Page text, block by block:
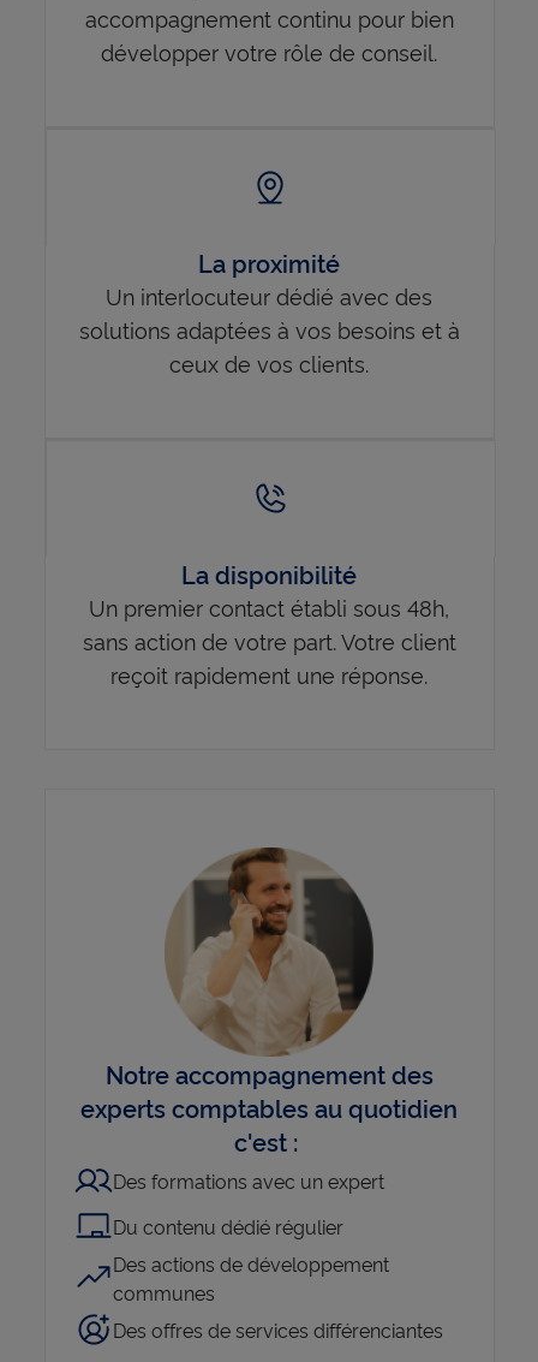
accompagnement continu pour bien
développer votre rôle de conseil.
La proximité
Un interlocuteur dédié avec des
solutions adaptées à vos besoins et à
ceux de vos clients.
La disponibilité
Un premier contact établi sous 48h,
sans action de votre part. Votre client
reçoit rapidement une réponse.
Notre accompagnement des
experts comptables au quotidien
c'est :
Des formations avec un expert
Du contenu dédié régulier
Des actions de développement
communes
Des offres de services différenciantes